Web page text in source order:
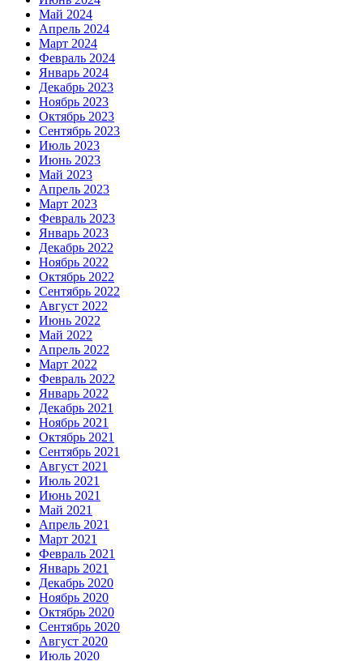
Май 2024
Апрель 2024
Март 2024
Февраль 2024
Январь 2024
Декабрь 2023
Ноябрь 2023
Октябрь 2023
Сентябрь 2023
Июль 2023
Июнь 2023
Май 2023
Апрель 2023
Март 2023
Февраль 2023
Январь 2023
Декабрь 2022
Ноябрь 2022
Октябрь 2022
Сентябрь 2022
Август 2022
Июнь 2022
Май 2022
Апрель 2022
Март 2022
Февраль 2022
Январь 2022
Декабрь 2021
Ноябрь 2021
Октябрь 2021
Сентябрь 2021
Август 2021
Июль 2021
Июнь 2021
Май 2021
Апрель 2021
Март 2021
Февраль 2021
Январь 2021
Декабрь 2020
Ноябрь 2020
Октябрь 2020
Сентябрь 2020
Август 2020
Июль 2020